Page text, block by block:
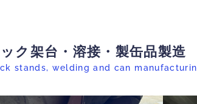
ク架台・溶接・製缶品製造
stands, welding and can